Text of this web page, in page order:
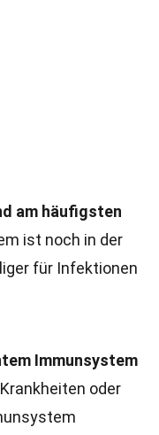
am häufigsten
ist noch in der
für Infektionen
Immunsystem
Krankheiten oder